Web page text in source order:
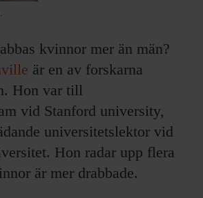
kvinnor mer än män?
är en av forskarna
Hon var till
vid Stanford university,
universitetslektor vid
Hon radar upp flera
är mer drabbade.